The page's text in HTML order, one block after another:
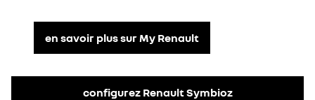
en savoir plus sur My Renault
configurez Renault Symbioz